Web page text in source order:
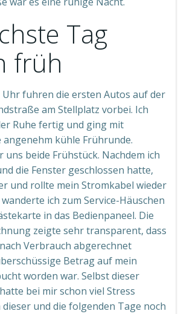
Tag
früh
Uhr fuhren die ersten Autos auf der
am Stellplatz vorbei. Ich
Ruhe fertig und ging mit
kühle Frührunde.
uns beide Frühstück. Nachdem ich
die Fenster geschlossen hatte,
und rollte mein Stromkabel wieder
ich zum Service-Häuschen
in das Bedienpaneel. Die
zeigte sehr transparent, dass
Verbrauch abgerechnet
Betrag auf mein
worden war. Selbst dieser
bei mir schon viel Stress
und die folgenden Tage noch